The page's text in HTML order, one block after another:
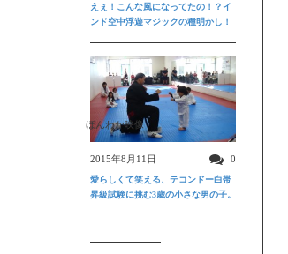
えぇ！こんな風になってたの！？イ
ンド空中浮遊マジックの種明かし！
ほんわか映像
2015年8月11日 0
愛らしくて笑える、テコンドー白帯
昇級試験に挑む3歳の小さな男の子。